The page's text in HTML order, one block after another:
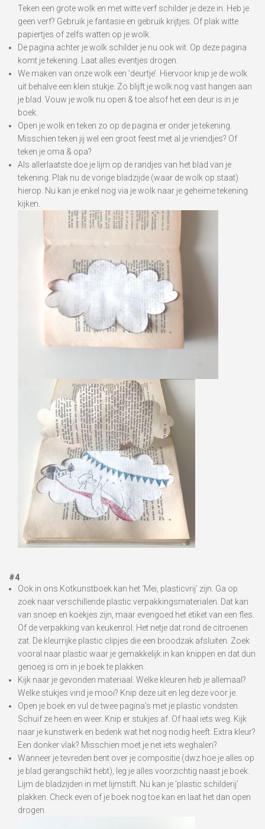
Teken een grote wolk en met witte verf schilder je deze in. Heb je
geen verf? Gebruik je fantasie en gebruik krijtjes. Of plak witte
papiertjes of zelfs watten op je wolk.
De pagina achter je wolk schilder je nu ook wit. Op deze pagina
komt je tekening. Laat alles eventjes drogen.
We maken van onze wolk een ‘deurtje’. Hiervoor knip je de wolk
uit behalve een klein stukje. Zo blijft je wolk nog vast hangen aan
je blad. Vouw je wolk nu open & toe alsof het een deur is in je
boek.
Open je wolk en teken zo op de pagina er onder je tekening.
Misschien teken jij wel een groot feest met al je vriendjes? Of
teken je oma & opa?
Als allerlaatste doe je lijm op de randjes van het blad van je
tekening. Plak nu de vorige bladzijde (waar de wolk op staat)
hierop. Nu kan je enkel nog via je wolk naar je geheime tekening
kijken.
#4
Ook in ons Kotkunstboek kan het ‘Mei, plasticvrij’ zijn. Ga op
zoek naar verschillende plastic verpakkingsmaterialen. Dat kan
van snoep en koekjes zijn, maar evengoed het etiket van een fles.
Of de verpakking van keukenrol. Het netje dat rond de citroenen
zat. De kleurrijke plastic clipjes die een broodzak afsluiten. Zoek
vooral naar plastic waar je gemakkelijk in kan knippen en dat dun
genoeg is om in je boek te plakken.
Kijk naar je gevonden materiaal. Welke kleuren heb je allemaal?
Welke stukjes vind je mooi? Knip deze uit en leg deze voor je.
Open je boek en vul de twee pagina’s met je plastic vondsten.
Schuif ze heen en weer. Knip er stukjes af. Of haal iets weg. Kijk
naar je kunstwerk en bedenk wat het nog nodig heeft. Extra kleur?
Een donker vlak? Misschien moet je net iets weghalen?
Wanneer je tevreden bent over je compositie (dwz hoe je alles op
je blad gerangschikt hebt), leg je alles voorzichtig naast je boek.
Lijm de bladzijden in met lijmstift. Nu kan je ‘plastic schilderij’
plakken. Check even of je boek nog toe kan en laat het dan open
drogen.